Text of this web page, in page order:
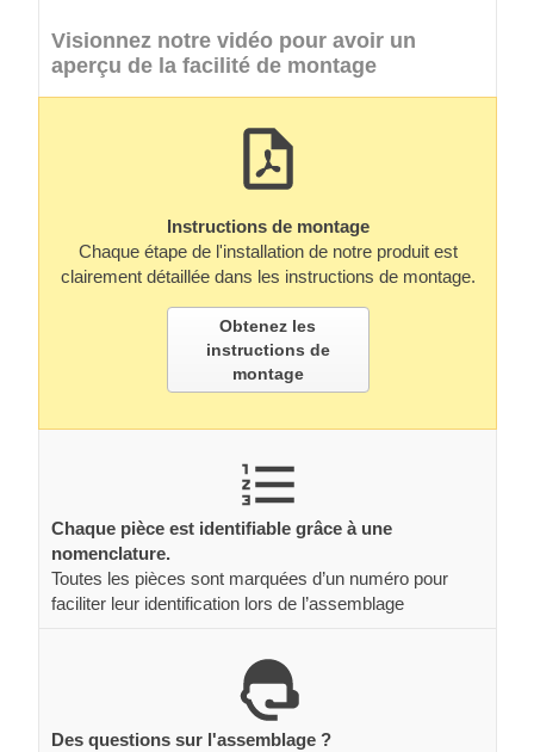
Visionnez notre vidéo pour avoir un
aperçu de la facilité de montage
Instructions de montage
Chaque étape de l'installation de notre produit est
clairement détaillée dans les instructions de montage.
Obtenez les
instructions de
montage
Chaque pièce est identifiable grâce à une
nomenclature.
Toutes les pièces sont marquées d’un numéro pour
faciliter leur identification lors de l’assemblage
Des questions sur l'assemblage ?